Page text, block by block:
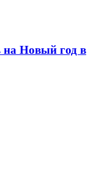
на Новый год в